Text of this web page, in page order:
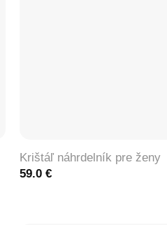
Krištáľ náhrdelník pre ženy
59.0€